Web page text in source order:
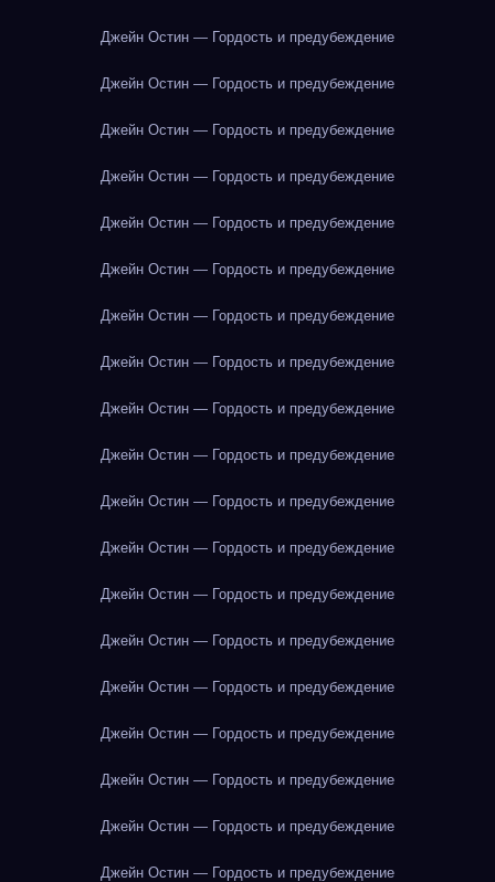
Джейн Остин — Гордость и предубеждение
Джейн Остин — Гордость и предубеждение
Джейн Остин — Гордость и предубеждение
Джейн Остин — Гордость и предубеждение
Джейн Остин — Гордость и предубеждение
Джейн Остин — Гордость и предубеждение
Джейн Остин — Гордость и предубеждение
Джейн Остин — Гордость и предубеждение
Джейн Остин — Гордость и предубеждение
Джейн Остин — Гордость и предубеждение
Джейн Остин — Гордость и предубеждение
Джейн Остин — Гордость и предубеждение
Джейн Остин — Гордость и предубеждение
Джейн Остин — Гордость и предубеждение
Джейн Остин — Гордость и предубеждение
Джейн Остин — Гордость и предубеждение
Джейн Остин — Гордость и предубеждение
Джейн Остин — Гордость и предубеждение
Джейн Остин — Гордость и предубеждение